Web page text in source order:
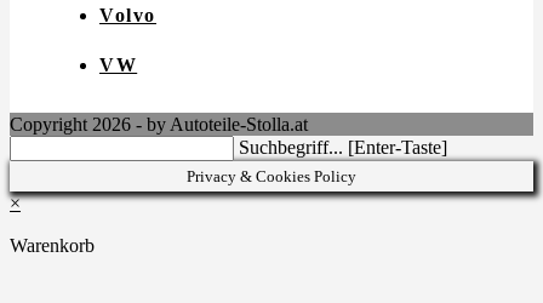
Volvo
VW
Copyright 2026 - by Autoteile-Stolla.at
this
website
Suchbegriff... [Enter-Taste]
Privacy & Cookies Policy
×
Warenkorb